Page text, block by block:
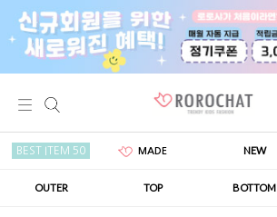
BEST ITEM 50 MADE NEW
OUTER TOP BOTTOM